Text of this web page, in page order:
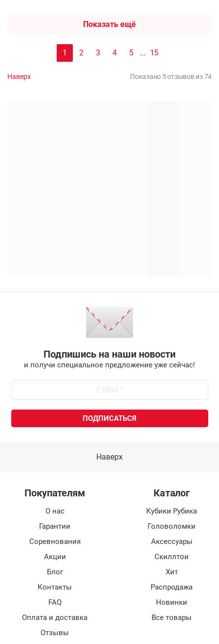
Показать ещё
1 2 3 4 5 ... 15
Наверх Показано 5 отзывов из 74
Подпишись на наши новости
и получи специальное предложение уже сейчас!
Наверх
Покупателям
О нас
Гарантии
Соревнования
Акции
Блог
Контакты
FAQ
Оплата и доставка
Отзывы
Каталог
Кубики Рубика
Головоломки
Аксессуары
Скиллтои
Хит
Распродажа
Новинки
Все товары